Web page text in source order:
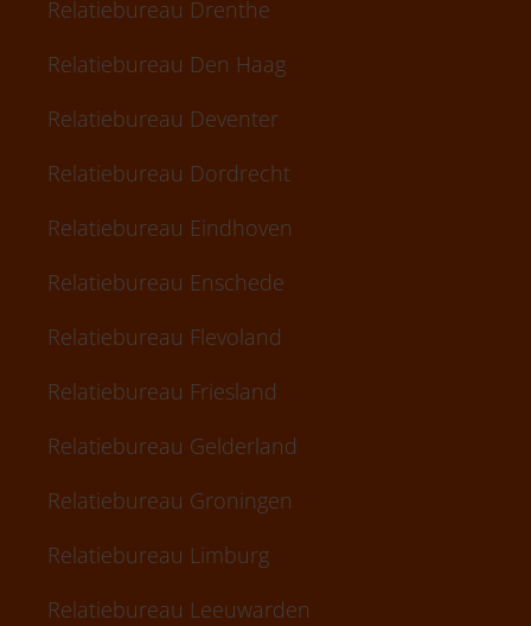
Relatiebureau Drenthe
Relatiebureau Den Haag
Relatiebureau Deventer
Relatiebureau Dordrecht
Relatiebureau Eindhoven
Relatiebureau Enschede
Relatiebureau Flevoland
Relatiebureau Friesland
Relatiebureau Gelderland
Relatiebureau Groningen
Relatiebureau Limburg
Relatiebureau Leeuwarden